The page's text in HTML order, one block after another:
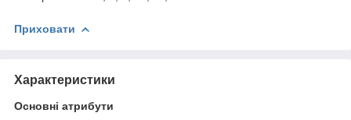
Приховати
Характеристики
Основні атрибути